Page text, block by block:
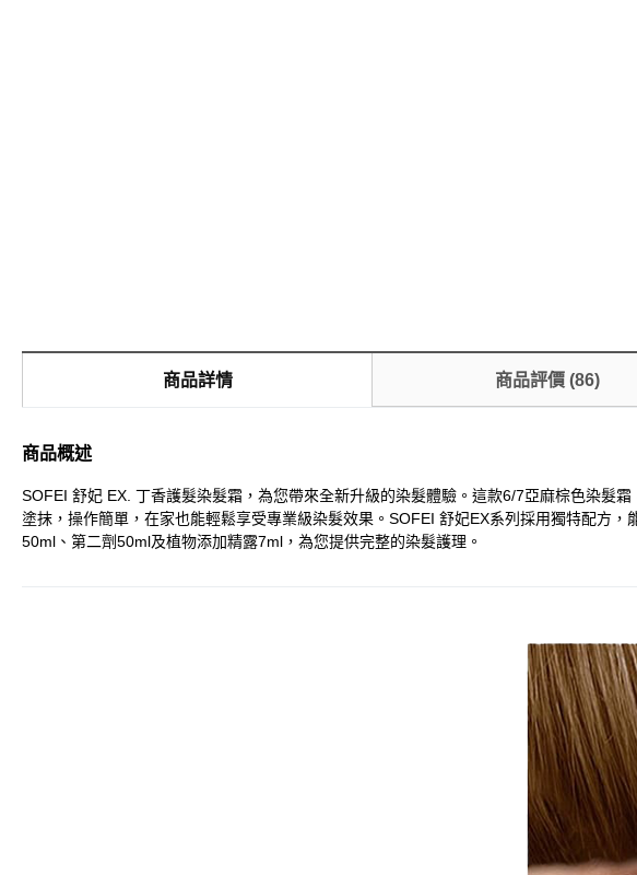
商品詳情 商品評價 (86)
商品概述
SOFEI 舒妃 EX. 丁香護髮染髮霜，為您帶來全新升級的染髮體驗。這款6/7亞麻棕色染髮
塗抹，操作簡單，在家也能輕鬆享受專業級染髮效果。SOFEI 舒妃EX系列採用獨特配方
50ml、第二劑50ml及植物添加精露7ml，為您提供完整的染髮護理。